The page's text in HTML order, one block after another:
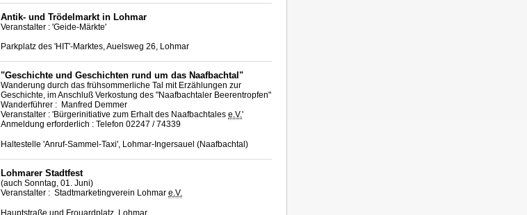
Antik- und Trödelmarkt in Lohmar
Veranstalter : 'Geide-Märkte'
Parkplatz des 'HIT'-Marktes, Auelsweg 26, Lohmar
"Geschichte und Geschichten rund um das Naafbachtal"
Wanderung durch das frühsommerliche Tal mit Erzählungen zur
Geschichte, im Anschluß Verkostung des "Naafbachtaler Beerentropfen"
Wanderführer : Manfred Demmer
Veranstalter : 'Bürgerinitiative zum Erhalt des Naafbachtales e.V.'
Anmeldung erforderlich : Telefon 02247 / 74339
Haltestelle 'Anruf-Sammel-Taxi', Lohmar-Ingersauel (Naafbachtal)
Lohmarer Stadtfest
(auch Sonntag, 01. Juni)
Veranstalter : Stadtmarketingverein Lohmar e.V.
Hauptstraße und Frouardplatz, Lohmar